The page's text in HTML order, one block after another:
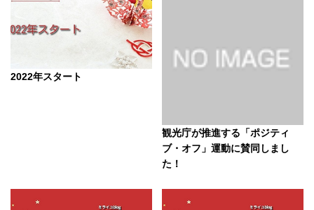
2022年スタート
観光庁が推進する「ポジティ
ブ・オフ」運動に賛同しまし
た！